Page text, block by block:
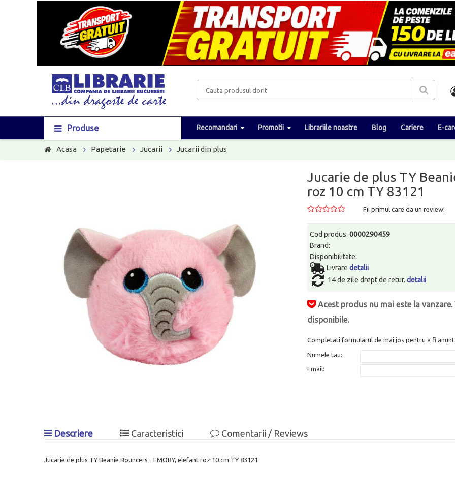
Produse Recomandari Promotii Librariile noastre Blog Cariere E-
Acasa Papetarie Jucarii Jucarii din plus
Jucarie de plus TY
roz 10 cm TY 83121
Fii primul care da un review!
Cod produs:0000290459
Brand:
Disponibilitate:
Livraredetalii
14 de zile drept de retur.detalii
Acest produs nu mai este la
disponibile.
Completati formularul de mai jos pentru a fi
Numele tau:
Email:
Descriere Caracteristici Comentarii / Reviews
Jucarie de plus TY Beanie Bouncers - EMORY, elefant roz 10 cm TY 83121